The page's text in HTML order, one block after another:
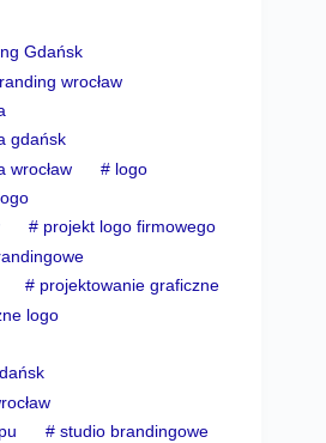
Gdańsk
wrocław
gdańsk
wrocław #logo
#projekt logo firmowego
#projektowanie graficzne
logo
#studio brandingowe